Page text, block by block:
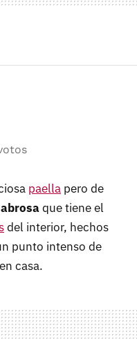
paella pero de
que tiene el
del interior, hechos
punto intenso de
casa.